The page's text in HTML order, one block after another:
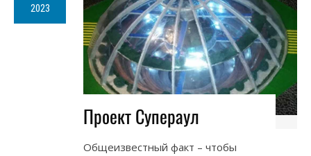
2023
Проект Супераул
Общеизвестный факт – чтобы